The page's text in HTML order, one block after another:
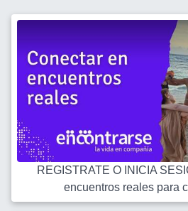
REGISTRATE O INICIA
encuentros reales para